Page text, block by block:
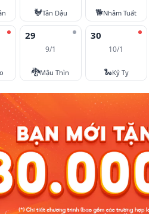
🐓Tân Dậu 🐕Nhâm Tuất
29
9/1
🐉Mậu Thìn
30
10/1
🐍Kỷ Tỵ